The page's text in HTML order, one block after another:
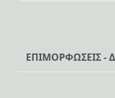
ΕΠΙΜΟΡΦΩΣΕΙΣ -